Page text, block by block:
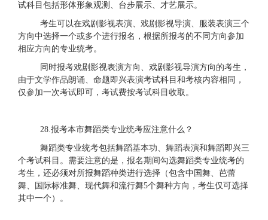
试科目包括形体形象观测、台步展示、才艺展示。
考生可以在戏剧影视表演、戏剧影视导演、服装表演三个
方向中选择一个或多个进行报名，根据所报考的不同方向参加
相应方向的专业统考。
同时报考戏剧影视表演方向、戏剧影视导演方向的考生，
由于文学作品朗诵、命题即兴表演考试科目和考核内容相同，
仅参加一次考试即可，考试费按考试科目收取。
28.报考本市舞蹈类专业统考应注意什么？
舞蹈类专业统考包括舞蹈基本功、舞蹈表演和舞蹈即兴三
个考试科目。需要注意的是，报名期间勾选舞蹈类专业统考的
考生，还必须对所报舞蹈种类进行选择（包含中国舞、芭蕾
舞、国际标准舞、现代舞和流行舞5个舞种方向，考生仅可选择
其中一个）。